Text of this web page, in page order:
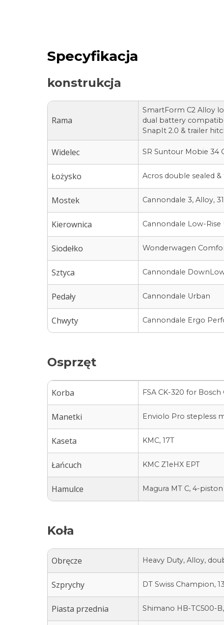
Specyfikacja
konstrukcja
Rama
SmartForm C2 Alloy
dual battery
SnapIt 2.0 & trailer
Widelec SR Suntour Mobie 34
Łożysko Acros double sealed
Mostek Cannondale 3, Alloy,
Kierownica Cannondale Low-
Siodełko Wonderwagen
Sztyca Cannondale
Pedały Cannondale Urban
Chwyty Cannondale Ergo
Osprzęt
Korba FSA CK-320 for
Manetki Enviolo Pro stepless
Kaseta KMC, 17T
Łańcuch KMC Z1eHX EPT
Hamulce Magura MT C, 4-
Koła
Obręcze Heavy Duty, Alloy,
Szprychy DT Swiss Champion,
Piasta przednia Shimano HB-TC500-